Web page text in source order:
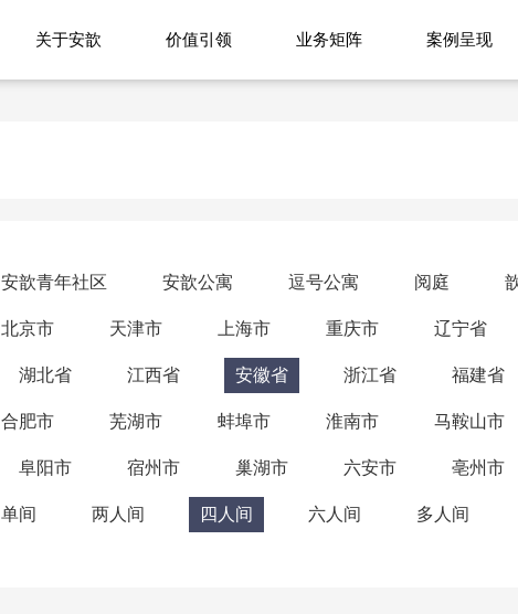
关于安歆 价值引领 业务矩阵 案例呈现
安歆青年社区 安歆公寓 逗号公寓 阅庭
北京市 天津市 上海市 重庆市 辽宁省
湖北省 江西省 安徽省 浙江省 福建省
合肥市 芜湖市 蚌埠市 淮南市 马鞍山市
阜阳市 宿州市 巢湖市 六安市 亳州市
单间 两人间 四人间 六人间 多人间